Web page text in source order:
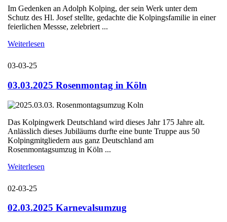
Im Gedenken an Adolph Kolping, der sein Werk unter dem
Schutz des Hl. Josef stellte, gedachte die Kolpingsfamilie in einer
feierlichen Messse, zelebriert ...
Weiterlesen
03-03-25
03.03.2025 Rosenmontag in Köln
Das Kolpingwerk Deutschland wird dieses Jahr 175 Jahre alt.
Anlässlich dieses Jubiläums durfte eine bunte Truppe aus 50
Kolpingmitgliedern aus ganz Deutschland am
Rosenmontagsumzug in Köln ...
Weiterlesen
02-03-25
02.03.2025 Karnevalsumzug